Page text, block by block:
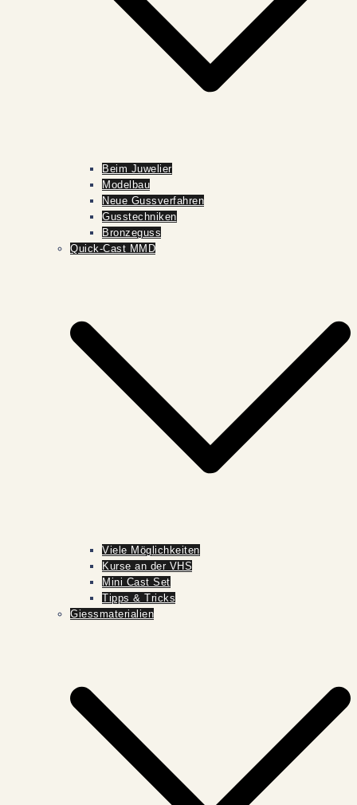
Beim Juwelier
Modelbau
Neue Gussverfahren
Gusstechniken
Bronzeguss
Quick-Cast MMD
Viele Möglichkeiten
Kurse an der VHS
Mini Cast Set
Tipps & Tricks
Giessmaterialien